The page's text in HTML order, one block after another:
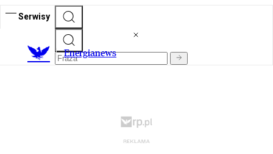
Serwisy
Energianews